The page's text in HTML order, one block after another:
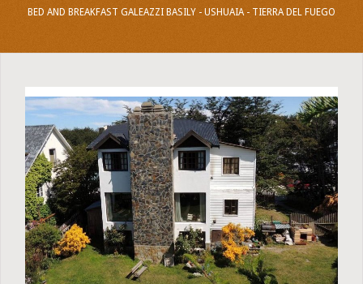
BED AND BREAKFAST GALEAZZI BASILY - USHUAIA - TIERRA DEL FUEGO